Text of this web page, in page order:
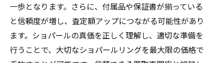
一歩となります。さらに、付属品や保証書が揃っている
と信頼度が増し、査定額アップにつながる可能性があり
ます。ショパールの真価を正しく理解し、適切な準備を
行うことで、大切なショパールリングを最大限の価格で